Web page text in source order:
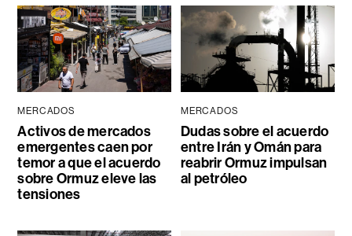
MERCADOS
Activos de mercados
emergentes caen por
temor a que el acuerdo
sobre Ormuz eleve las
tensiones
MERCADOS
Dudas sobre el acuerdo
entre Irán y Omán para
reabrir Ormuz impulsan
al petróleo